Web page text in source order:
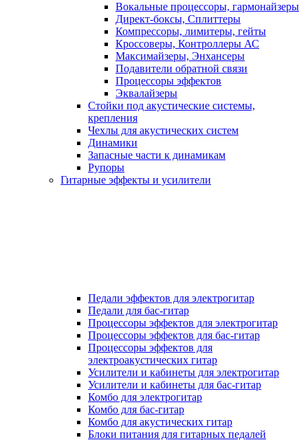
Вокальные процессоры, гармонайзеры
Директ-боксы, Сплиттеры
Компрессоры, лимитеры, гейты
Кроссоверы, Контроллеры АС
Максимайзеры, Энхансеры
Подавители обратной связи
Процессоры эффектов
Эквалайзеры
Стойки под акустические системы,
крепления
Чехлы для акустических систем
Динамики
Запасные части к динамикам
Рупоры
Гитарные эффекты и усилители
Педали эффектов для электрогитар
Педали для бас-гитар
Процессоры эффектов для электрогитар
Процессоры эффектов для бас-гитар
Процессоры эффектов для
электроакустических гитар
Усилители и кабинеты для электрогитар
Усилители и кабинеты для бас-гитар
Комбо для электрогитар
Комбо для бас-гитар
Комбо для акустических гитар
Блоки питания для гитарных педалей